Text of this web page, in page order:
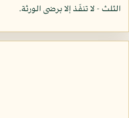
الثلث - لا تنفّذ إلا برضى الورثة.